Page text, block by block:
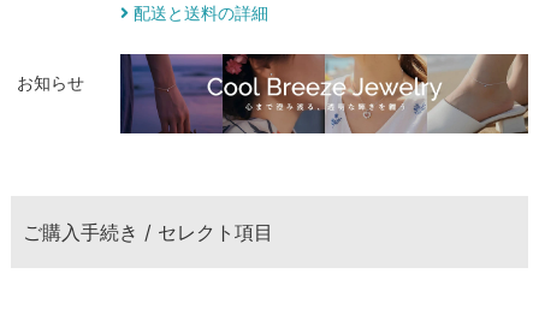
配送と送料の詳細
お知らせ
ご購入手続き / セレクト項目